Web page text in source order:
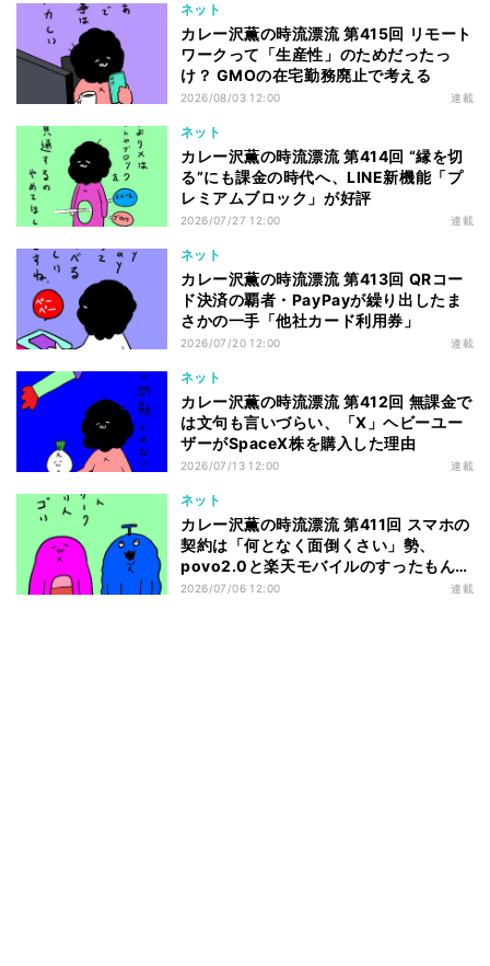
ネット
カレー沢薫の時流漂流 第415回 リモート
ワークって「生産性」のためだったっ
け？ GMOの在宅勤務廃止で考える
2026/08/03 12:00 連載
ネット
カレー沢薫の時流漂流 第414回 “縁を切
る”にも課金の時代へ、LINE新機能「プ
レミアムブロック」が好評
2026/07/27 12:00 連載
ネット
カレー沢薫の時流漂流 第413回 QRコー
ド決済の覇者・PayPayが繰り出したま
さかの一手「他社カード利用券」
2026/07/20 12:00 連載
ネット
カレー沢薫の時流漂流 第412回 無課金で
は文句も言いづらい、「X」ヘビーユー
ザーがSpaceX株を購入した理由
2026/07/13 12:00 連載
ネット
カレー沢薫の時流漂流 第411回 スマホの
契約は「何となく面倒くさい」勢、
povo2.0と楽天モバイルのすったもんだ
を眺める
2026/07/06 12:00 連載